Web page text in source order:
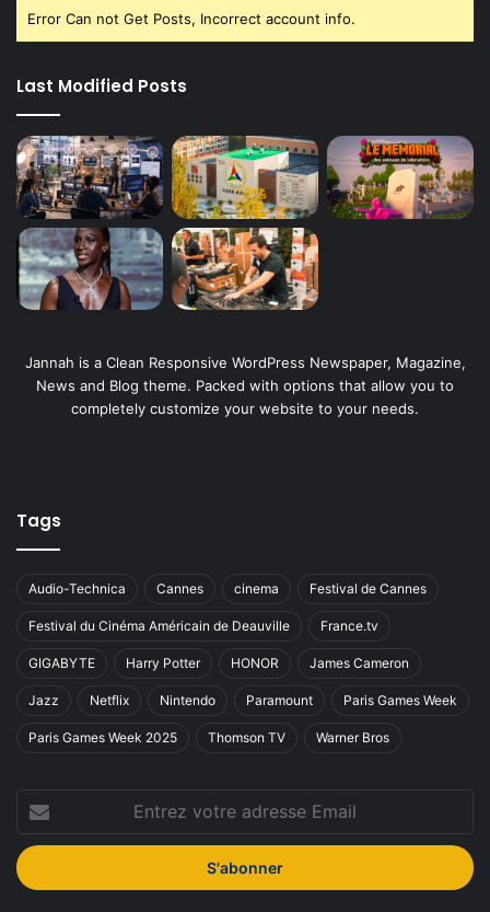
Error Can not Get Posts, Incorrect account info.
Last Modified Posts
Jannah is a Clean Responsive WordPress Newspaper, Magazine,
News and Blog theme. Packed with options that allow you to
completely customize your website to your needs.
Tags
Audio-Technica Cannes cinema Festival de Cannes
Festival du Cinéma Américain de Deauville France.tv
GIGABYTE Harry Potter HONOR James Cameron
Jazz Netflix Nintendo Paramount Paris Games Week
Paris Games Week 2025 Thomson TV Warner Bros
Entrez
votre
adresse
Email